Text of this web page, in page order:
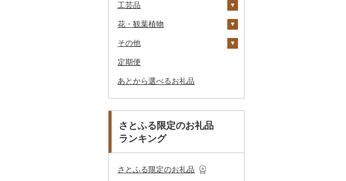
券
GDOふるさとゴルフ
プレークーポン
その他のゴルフプレー
花火大会チケット
カタログギフト
その他家具・インテリ
毛布
タオルケット
その他タオル
文房具・印鑑
ボールペン
ノート・ファイル
その他文房具
食器
グラス・カップ
箸
スプーン・フォーク・
ナイフ
皿・椀
その他食器
キッチン用品
フライパン
鍋
まな板
土鍋
日用品
洗剤
トイレットペーパー
ティッシュ
その他日用品
楽器・器材
本・CD・DVD
おもちゃ・ぬいぐるみ
ご当地キャラクター
ペット用品
ゴルフウェア
その他ゴルフ
サイクリング
アウトドア・キャンプ
その他スポーツ
その他スポーツ
洗顔
その他スキンケア
シャンプー・リンス
石鹸・ボディーソープ
入浴剤
アロマ
プロテイン
その他美容
鞄・バッグ
トートバッグ・ショル
ツケース
その他鞄・バッグ
洋服
女性・レディース
子供・ベビー
その他洋服
和服
靴・履物
靴・シューズ
スリッパ・下駄・草履
その他靴・履物
アクセサリー
ペンダント・ネックレ
ス
ピアス・イヤリング
その他アクセサリー
その他服飾小物
ショール・ストール
マフラー・手袋
工芸品
織物
本場奄美大島紬
陶器・漆器
唐津焼
備前焼
美濃焼
村上木彫堆朱
その他装飾品・工芸品
数珠
工芸品
播州そろばん
美濃和紙
花・観葉植物
観葉植物・苗木
花
胡蝶蘭
造花・プリザーブドフ
ラワー
その他花
盆栽・その他
その他
地域サービス
その他
定期便
あとから選べるお礼品
さとふる限定のお礼品
ランキング
さとふる限定のお礼品